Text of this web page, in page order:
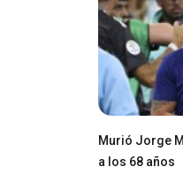
Murió Jorge
a los 68 años